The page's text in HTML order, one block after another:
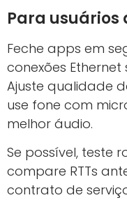
Para usuários
Feche apps em
conexões Ethernet
Ajuste qualidade
use fone com
melhor áudio.
Se possível, teste
compare RTTs
contrato de